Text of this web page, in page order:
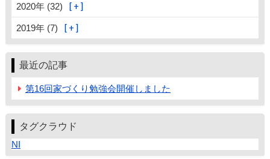
2020年 (32)
2019年 (7)
最近の記事
第16回家づくり勉強会開催しました
タグクラウド
NI